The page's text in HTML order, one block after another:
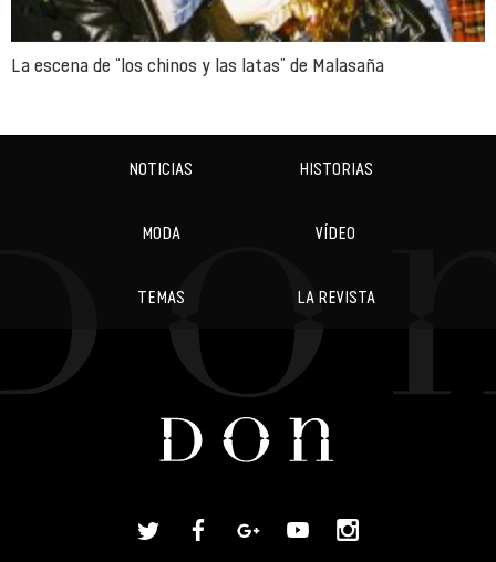
La escena de “los chinos y las latas” de Malasaña
NOTICIAS HISTORIAS
MODA VÍDEO
TEMAS LA REVISTA